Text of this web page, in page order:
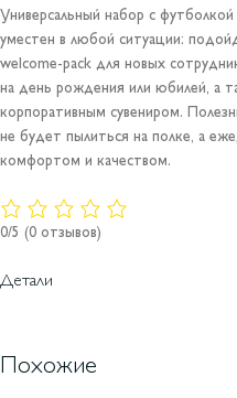
Универсальный набор с
уместен в любой ситуации:
welcome-pack для новых
на день рождения или юбилей, а
корпоративным сувениром.
не будет пылиться на полке, а
комфортом и качеством.
0/5 (0 отзывов)
Детали
Похожие